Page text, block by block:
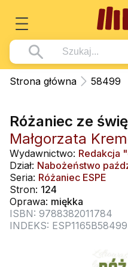
Książki
Wszystko z kategorii -
Pismo Święte
Kościół Katolicki
Duszpasterstwo
Teologia
Życie chrześcijańskie
Duchowość
Wszystko z kategorii -
DVD
CD-ROM
Muzyka
Rekolekcje i inne na CD
Śpiew i modlitwa
Dla Dzieci
Wszystko z kategorii - Dla
Literatura (D)
Płyty, DVD (D)
Podręczniki i pomoce
Podręczniki
Wszystko z kategorii -
Podręczniki i pomoce
Zabawa i Nauka
Nowości
Zaloguj się
Strona główna
58499
Różaniec ze
Małgorzata
Wydawnictwo: Redakcja
Dział: Nabożeństwo
Seria: Różaniec ESPE
Stron: 124
Oprawa: miękka
ISBN: 9788382011784
INDEKS: ESP1165B58499